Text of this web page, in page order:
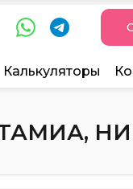
Калькуляторы